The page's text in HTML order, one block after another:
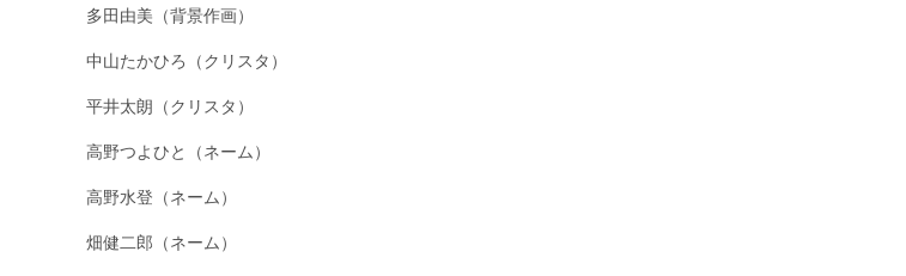
多田由美（背景作画）
中山たかひろ（クリスタ）
平井太朗（クリスタ）
高野つよひと（ネーム）
高野水登（ネーム）
畑健二郎（ネーム）